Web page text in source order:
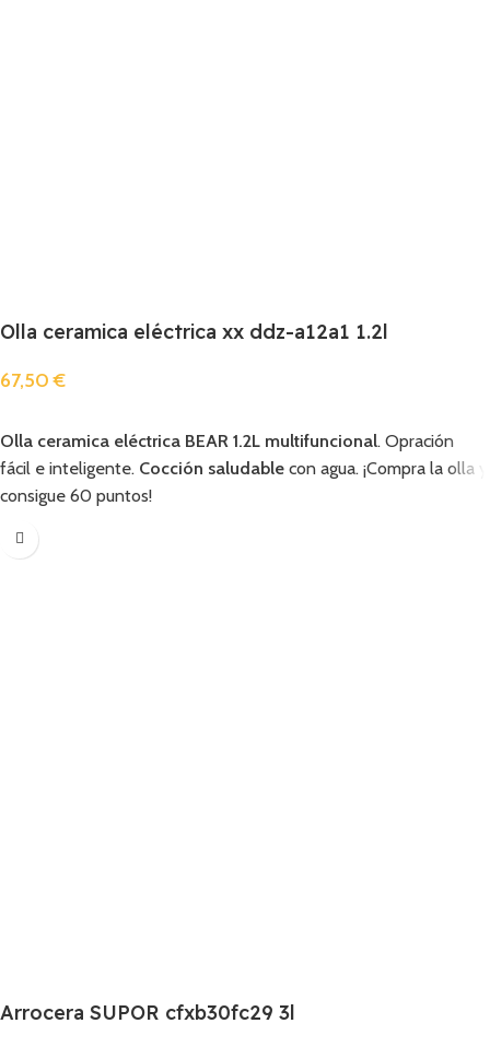
Olla ceramica eléctrica xx ddz-a12a1 1.2l
67,50€
Olla ceramica eléctrica BEAR 1.2L multifuncional. Opración
fácil e inteligente. Cocción saludable con agua. ¡Compra la olla y
consigue 60 puntos!
Arrocera SUPOR cfxb30fc29 3l